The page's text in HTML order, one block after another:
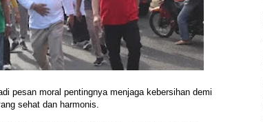
pesan moral pentingnya menjaga kebersihan demi
sehat dan harmonis.